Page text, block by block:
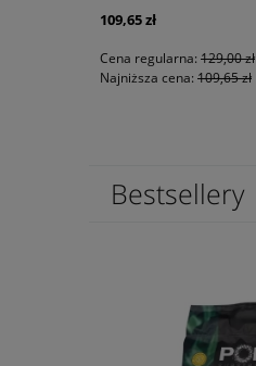
109,65 zł
Cena regularna: 129,00 zł
Najniższa cena: 109,65 zł
Bestsellery